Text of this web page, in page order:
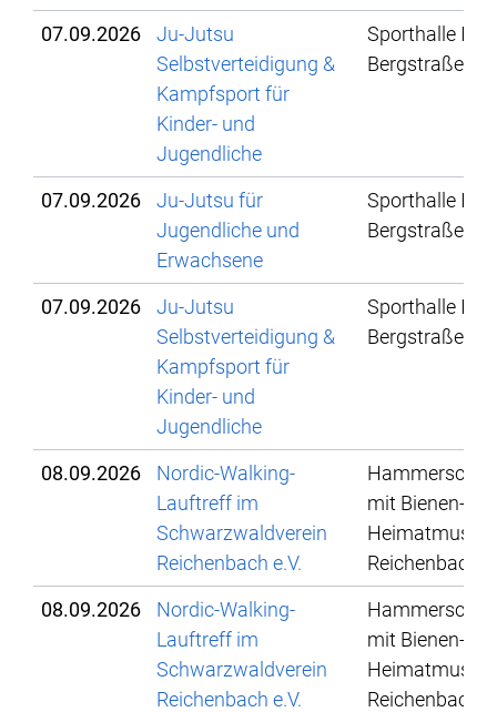
07.09.2026
Ju-Jutsu
Selbstverteidigung &
Kampfsport für
Kinder- und
Jugendliche
Sporthalle IBG,
Bergstraße 78
07.09.2026
Ju-Jutsu für
Jugendliche und
Erwachsene
Sporthalle IBG,
Bergstraße 78
07.09.2026
Ju-Jutsu
Selbstverteidigung &
Kampfsport für
Kinder- und
Jugendliche
Sporthalle IBG,
Bergstraße 78
08.09.2026
Nordic-Walking-
Lauftreff im
Schwarzwaldverein
Reichenbach e.V.
mit Bienen-
Reichenbach
08.09.2026
Nordic-Walking-
Lauftreff im
Schwarzwaldverein
Reichenbach e.V.
mit Bienen-
Reichenbach